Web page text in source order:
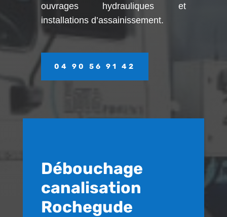
ouvrages hydrauliques et
installations d’assainissement.
04 90 56 91 42
Débouchage
canalisation
Rochegude